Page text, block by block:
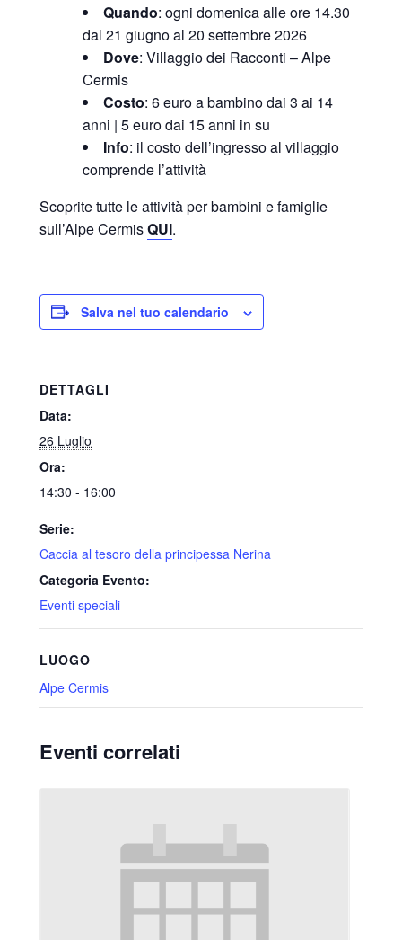
Quando: ogni domenica alle ore 14.30
dal 21 giugno al 20 settembre 2026
Dove: Villaggio dei Racconti – Alpe
Cermis
Costo: 6 euro a bambino dai 3 ai 14
anni | 5 euro dai 15 anni in su
Info: il costo dell’ingresso al villaggio
comprende l’attività
Scoprite tutte le attività per bambini e famiglie
sull’Alpe CermisQUI.
Salva nel tuo calendario
DETTAGLI
Data:
26 Luglio
Ora:
14:30 - 16:00
Serie:
Caccia al tesoro della principessa Nerina
Categoria Evento:
Eventi speciali
LUOGO
Alpe Cermis
Eventi correlati